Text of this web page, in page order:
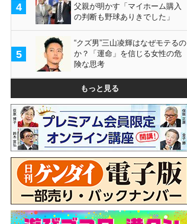
4
父親が明かす「マイホーム購入
の判断も野球ありきでした」
5
“クズ男”三山凌輝はなぜモテるの
か？「運命」を信じる女性の危
険な思考
もっと見る